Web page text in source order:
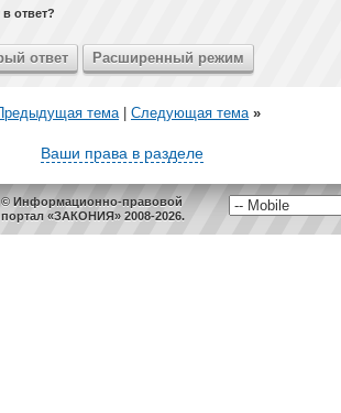
в ответ?
тема| Следующая тема »
Ваши права в разделе
© Информационно-правовой
портал «ЗАКОНИЯ» 2008-2026.